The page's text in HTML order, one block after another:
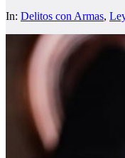
In: Delitos con Armas,